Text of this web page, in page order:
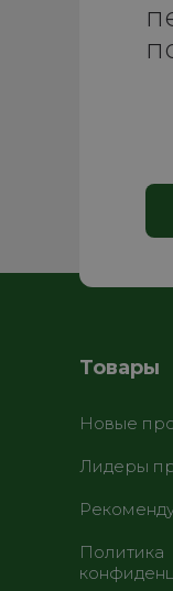
Товары
Новые
Лидеры
Политика